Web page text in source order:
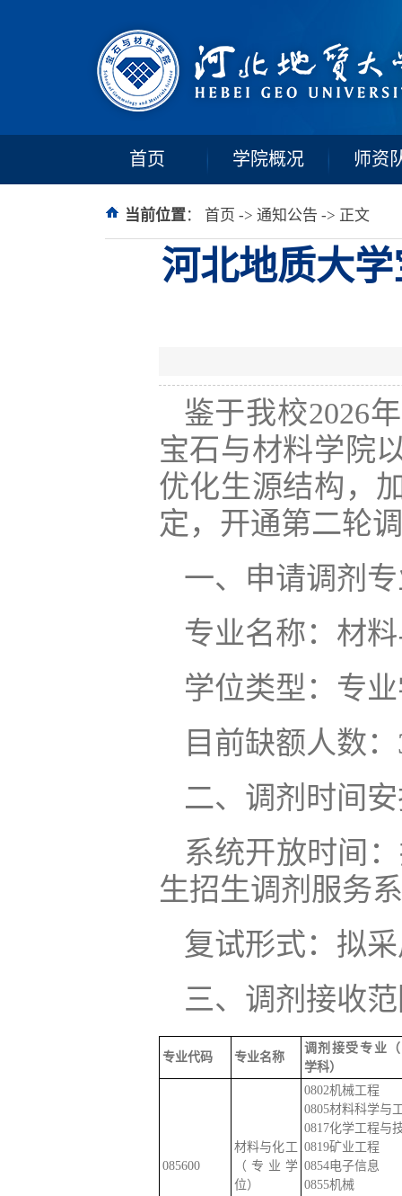
首页 学院概况 师资
当前位置： 首页 -> 通知公告 -> 正文
河北地质大
鉴于我校2026
宝石与材料学院
优化生源结构，
定，开通第二轮
一、申请调剂
专业名称：材
学位类型：专
目前缺额人数
二、调剂时间
系统开放时间
生招生调剂服务
复试形式：拟
三、调剂接收
专业代码 专业名称
调剂接受专业
学科）
085600
材料与化工
（专业学
位）
0802机械工程
0805材料科学与
0817化学工程与
0819矿业工程
0854电子信息
0855机械